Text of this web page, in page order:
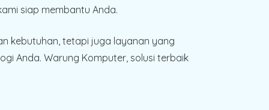
siap membantu Anda.
kebutuhan, tetapi juga layanan yang
Anda. Warung Komputer, solusi terbaik